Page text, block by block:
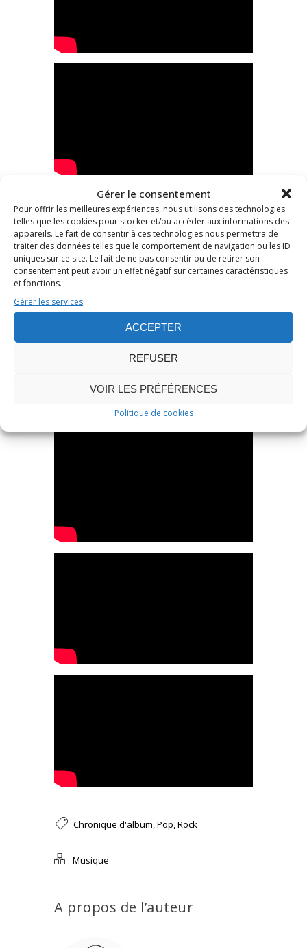
Gérer le consentement
Pour offrir les meilleures expériences, nous utilisons des technologies
telles que les cookies pour stocker et/ou accéder aux informations des
appareils. Le fait de consentir à ces technologies nous permettra de
traiter des données telles que le comportement de navigation ou les ID
uniques sur ce site. Le fait de ne pas consentir ou de retirer son
consentement peut avoir un effet négatif sur certaines caractéristiques
et fonctions.
Gérer les services
ACCEPTER
REFUSER
VOIR LES PRÉFÉRENCES
Politique de cookies
Chronique d'album,Pop,Rock
Musique
A propos de l’auteur